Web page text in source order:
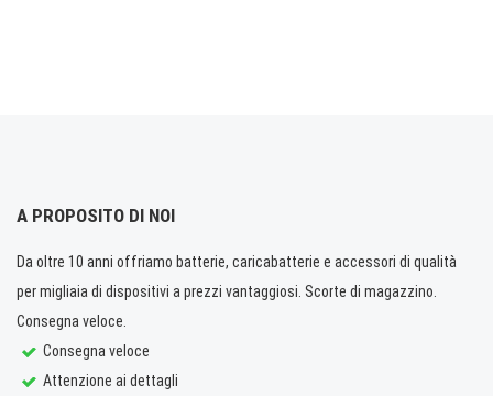
A PROPOSITO DI NOI
Da oltre 10 anni offriamo batterie, caricabatterie e accessori di qualità
per migliaia di dispositivi a prezzi vantaggiosi. Scorte di magazzino.
Consegna veloce.
Consegna veloce
Attenzione ai dettagli